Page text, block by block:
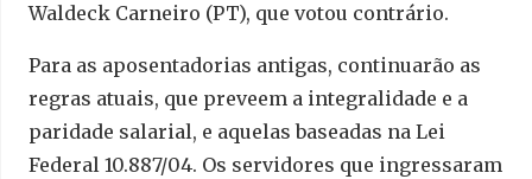
Waldeck Carneiro (PT), que votou contrário.
Para as aposentadorias antigas, continuarão as
regras atuais, que preveem a integralidade e a
paridade salarial, e aquelas baseadas na Lei
Federal 10.887/04. Os servidores que ingressaram